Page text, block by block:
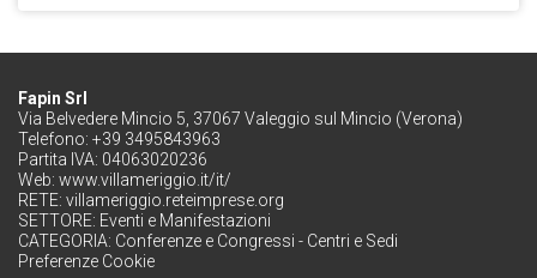
Fapin Srl
Via Belvedere Mincio 5, 37067 Valeggio sul Mincio (Verona)
Telefono: +39 3495843963
Partita IVA: 04063020236
Web: www.villameriggio.it/it/
RETE: villameriggio.reteimprese.org
SETTORE: Eventi e Manifestazioni
CATEGORIA: Conferenze e Congressi - Centri e Sedi
Preferenze Cookie